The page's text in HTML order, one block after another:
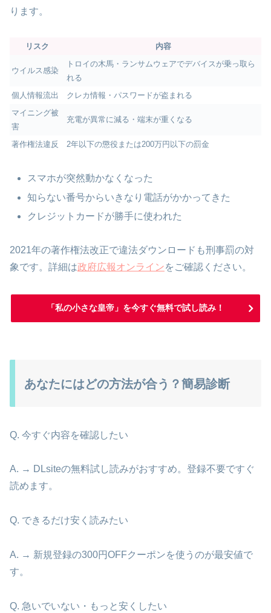
ります。
リスク 内容
ウイルス感染
トロイの木馬・ランサムウェアでデバイスが乗っ取ら
れる
個人情報流出
クレカ情報・パスワードが盗まれる
マイニング被
害
充電が異常に減る・端末が重くなる
著作権法違反 2年以下の懲役または200万円以下の罰金
スマホが突然動かなくなった
知らない番号からいきなり電話がかかってきた
クレジットカードが勝手に使われた
2021年の著作権法改正で違法ダウンロードも刑事罰の対
象です。詳細は政府広報オンラインをご確認ください。
「私の小さな皇帝」を今すぐ無料で試し読み！
あなたにはどの方法が合う？簡易診断
Q. 今すぐ内容を確認したい
A. → DLsiteの無料試し読みがおすすめ。登録不要ですぐ
読めます。
Q. できるだけ安く読みたい
A. → 新規登録の300円OFFクーポンを使うのが最安値で
す。
Q. 急いでいない・もっと安くしたい